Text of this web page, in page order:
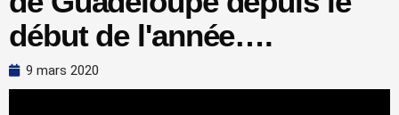
début de l'année….
9 mars 2020